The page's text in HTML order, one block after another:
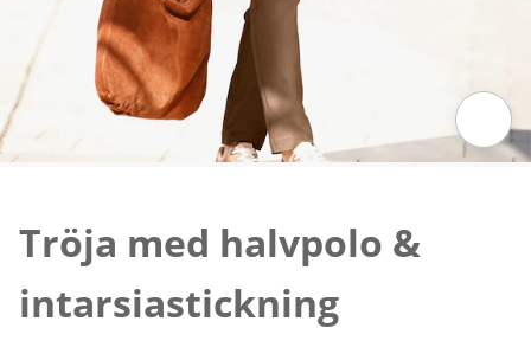
Tröja med halvpolo &
intarsiastickning